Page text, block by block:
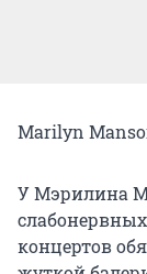
Marilyn
У Мэрилина
концертов